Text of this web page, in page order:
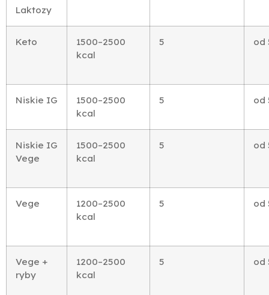
Laktozy
Keto
1500–2500
kcal
5 od
Niskie IG
1500–2500
kcal
5 od
Niskie IG
Vege
1500–2500
kcal
5 od
Vege
1200–2500
kcal
5 od
Vege +
ryby
1200–2500
kcal
5 od